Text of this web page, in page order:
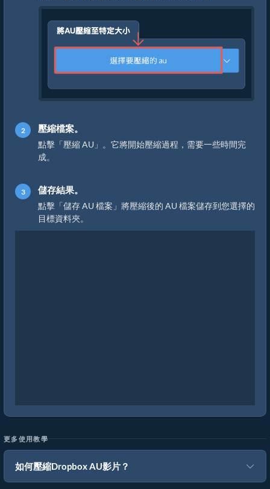
壓縮檔案。
點擊「壓縮 AU」。它將開始壓縮過程，需要一些時間完
成。
儲存結果。
點擊「儲存 AU 檔案」將壓縮後的 AU 檔案儲存到您選擇的
目標資料夾。
更多使用教學
如何壓縮Dropbox AU影片？